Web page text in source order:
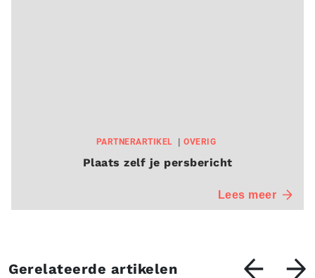
PARTNERARTIKEL OVERIG
Plaats zelf je persbericht
Lees meer
Gerelateerde artikelen